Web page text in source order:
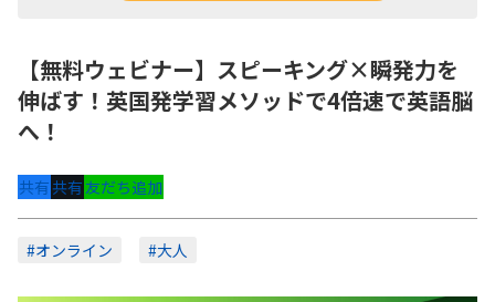
【無料ウェビナー】スピーキング×瞬発力を
伸ばす！英国発学習メソッドで4倍速で英語脳
へ！
共有共有友だち追加
#オンライン #大人